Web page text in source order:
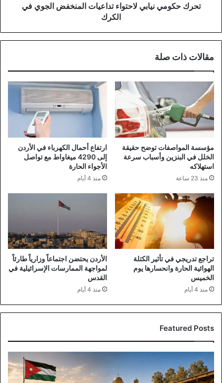
تحرك حكومي نيابي لاحتواء تداعيات المنخفض الجوي في
الكرك
مقالات ذات صلة
مؤسسة المواصفات توضح حقيقة
الخلل في البنزين وأسباب سرعة
استهلاكه
منذ 23 ساعة
ارتفاع أحمال الكهرباء في الأردن
إلى 4290 ميغاواط مع تواصل
الأجواء الحارة
منذ 4 أيام
تراجع تدريجي في تأثير الكتلة
الهوائية الحارة وانحسارها يوم
الخميس
منذ 4 أيام
الأردن يحتضن اجتماعاً وزارياً طارئاً
لمواجهة الممارسات الإسرائيلية في
القدس
منذ 4 أيام
Featured Posts
نيابية
وحكومية